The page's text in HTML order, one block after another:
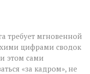
требует мгновенной
цифрами сводок
этом сами
«за кадром», не